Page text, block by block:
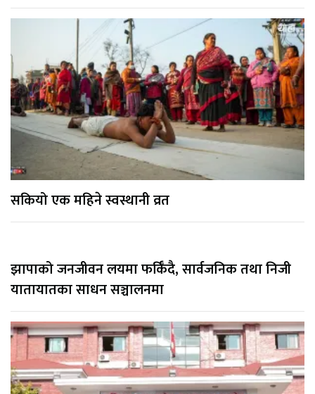
सकियो एक महिने स्वस्थानी व्रत
झापाको जनजीवन लयमा फर्किँदै, सार्वजनिक तथा निजी
यातायातका साधन सञ्चालनमा